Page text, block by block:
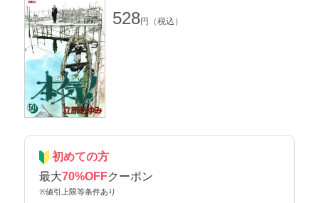
528円（税込）
初めての方
最大70%OFFクーポン
※値引上限等条件あり